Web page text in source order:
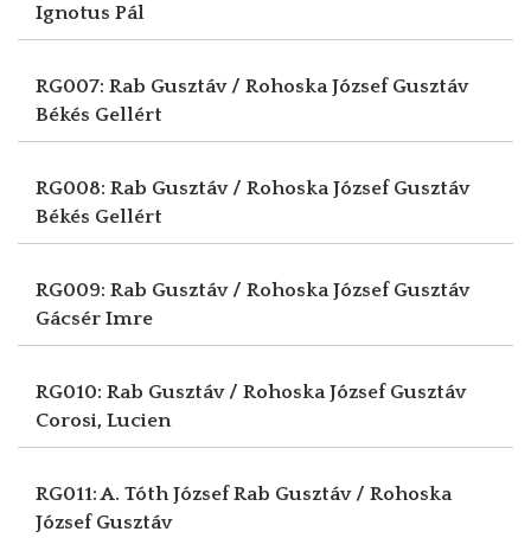
Ignotus Pál
RG007: Rab Gusztáv / Rohoska József Gusztáv
Békés Gellért
RG008: Rab Gusztáv / Rohoska József Gusztáv
Békés Gellért
RG009: Rab Gusztáv / Rohoska József Gusztáv
Gácsér Imre
RG010: Rab Gusztáv / Rohoska József Gusztáv
Corosi, Lucien
RG011: A. Tóth JózsefRab Gusztáv / Rohoska
József Gusztáv